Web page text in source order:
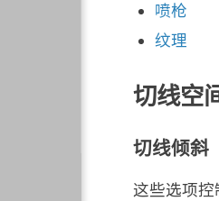
喷枪
纹理
切线空
切线倾斜
这些选项控